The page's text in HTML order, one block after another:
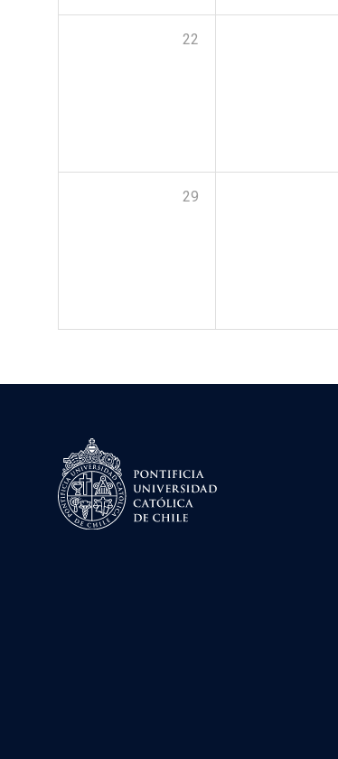
22
29